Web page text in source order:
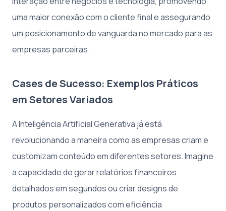
uma maior conexão com o cliente final e assegurando
um posicionamento de vanguarda no mercado para as
empresas parceiras.
Cases de Sucesso: Exemplos Práticos
em Setores Variados
A Inteligência Artificial Generativa já está
revolucionando a maneira como as empresas criam e
customizam conteúdo em diferentes setores. Imagine
a capacidade de gerar relatórios financeiros
detalhados em segundos ou criar designs de
produtos personalizados com eficiência